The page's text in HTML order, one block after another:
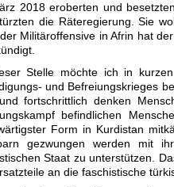
2018 eroberten und
die Räteregierung. Sie
Militäroffensive in Afrin hat
Stelle möchte ich in
und Befreiungskrieges
fortschrittlich denken
befindlichen
Form in Kurdistan
gezwungen werden mit
Staat zu unterstützen.
an die faschistische